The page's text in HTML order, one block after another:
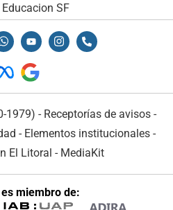
Educacion SF
1979) - Receptorías de avisos -
- Elementos institucionales -
El Litoral - MediaKit
miembro de: